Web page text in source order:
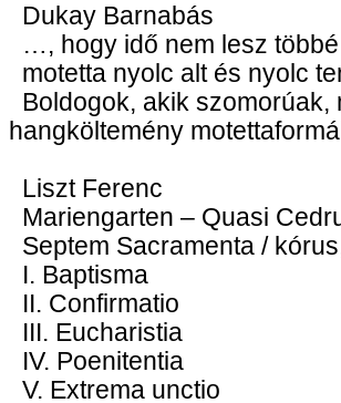
Dukay Barnabás
…, hogy idő nem lesz többé
motetta nyolc alt és nyolc
Boldogok, akik
hangköltemény
Liszt Ferenc
Mariengarten – Quasi
Septem Sacramenta /
I. Baptisma
II. Confirmatio
III. Eucharistia
IV. Poenitentia
V. Extrema unctio